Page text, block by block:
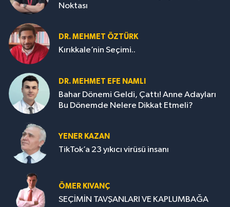
Noktası
DR. MEHMET ÖZTÜRK
Kırıkkale’nin Seçimi..
DR. MEHMET EFE NAMLI
Bahar Dönemi Geldi, Çattı! Anne Adayları
Bu Dönemde Nelere Dikkat Etmeli?
YENER KAZAN
TikTok’a 23 yıkıcı virüsü insanı
ÖMER KIVANÇ
SEÇİMİN TAVŞANLARI VE KAPLUMBAĞA